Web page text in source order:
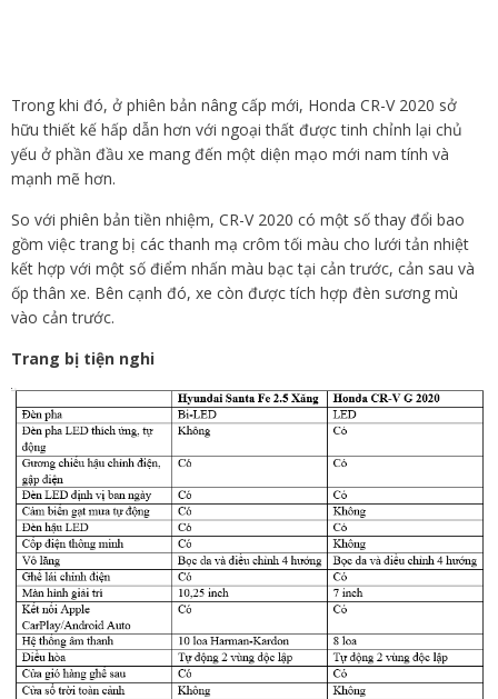
Trong khi đó, ở phiên bản nâng cấp mới, Honda CR-V 2020 sở
hữu thiết kế hấp dẫn hơn với ngoại thất được tinh chỉnh lại chủ
yếu ở phần đầu xe mang đến một diện mạo mới nam tính và
mạnh mẽ hơn.
So với phiên bản tiền nhiệm, CR-V 2020 có một số thay đổi bao
gồm việc trang bị các thanh mạ crôm tối màu cho lưới tản nhiệt
kết hợp với một số điểm nhấn màu bạc tại cản trước, cản sau và
ốp thân xe. Bên cạnh đó, xe còn được tích hợp đèn sương mù
vào cản trước.
Trang bị tiện nghi